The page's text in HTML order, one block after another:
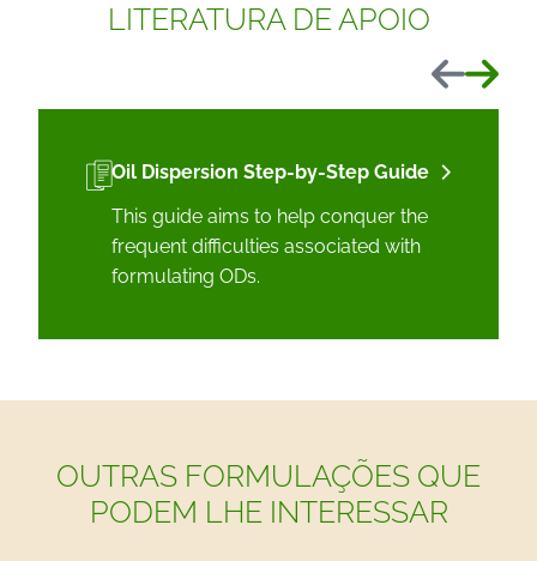
LITERATURA DE APOIO
AnteriorPróximo
Oil Dispersion Step-by-Step Guide
This guide aims to help conquer the
frequent difficulties associated with
formulating ODs.
OUTRAS FORMULAÇÕES QUE
PODEM LHE INTERESSAR